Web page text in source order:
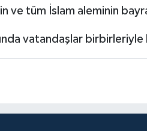
ve tüm İslam aleminin
vatandaşlar